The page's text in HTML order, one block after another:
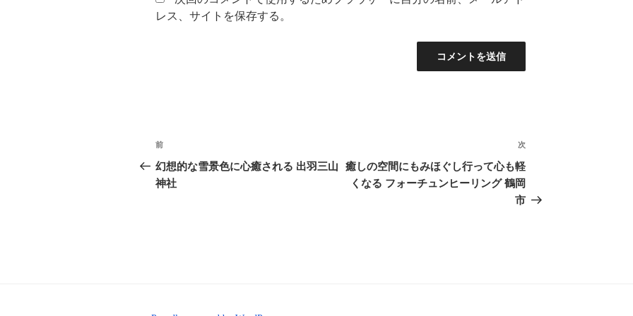
レス、サイトを保存する。
投
稿
ナ
前
の
投
前
幻想的な雪景色に心癒される 出羽三山
神社
稿
次
癒しの空間にもみほぐし行って心も軽
くなる フォーチュンヒーリング 鶴岡
市